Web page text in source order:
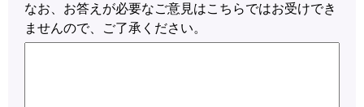
なお、お答えが必要なご意見はこちらではお受けでき
ませんので、ご了承ください。